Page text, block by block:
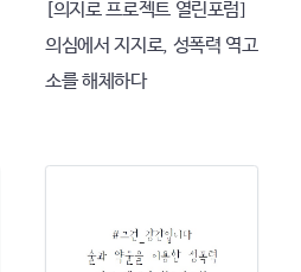
[의지로 프로젝트 열린포럼]
의심에서 지지로, 성폭력 역고
소를 해체하다